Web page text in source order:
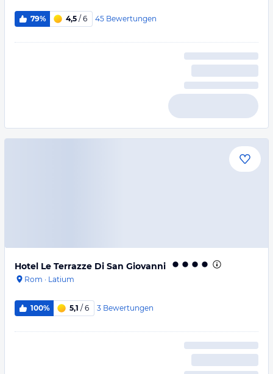
79% 4,5 / 6 45 Bewertungen
Hotel Le Terrazze Di San Giovanni
Rom · Latium
100% 5,1 / 6 3 Bewertungen